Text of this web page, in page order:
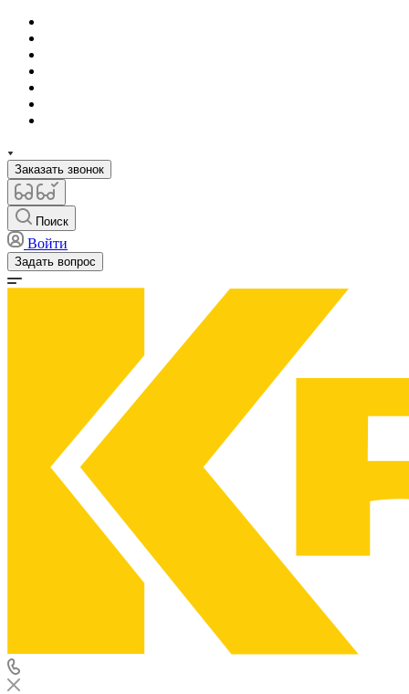
Заказать звонок
Поиск
Войти
Задать вопрос